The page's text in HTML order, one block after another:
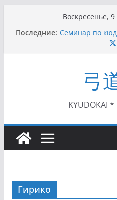
содержимому
Воскресенье, 9
Последние: Семинар по
Чемпионат
II Кубок Посла
Орёл
I этап Кубка
Сейдокан II
弓
Гирико